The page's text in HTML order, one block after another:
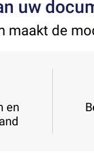
uw
maakt de
en